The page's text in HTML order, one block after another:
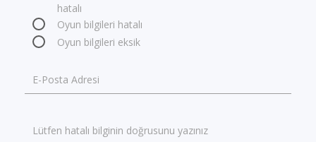
hatalı
Oyun bilgileri hatalı
Oyun bilgileri eksik
E-Posta Adresi
Lütfen hatalı bilginin doğrusunu yazınız